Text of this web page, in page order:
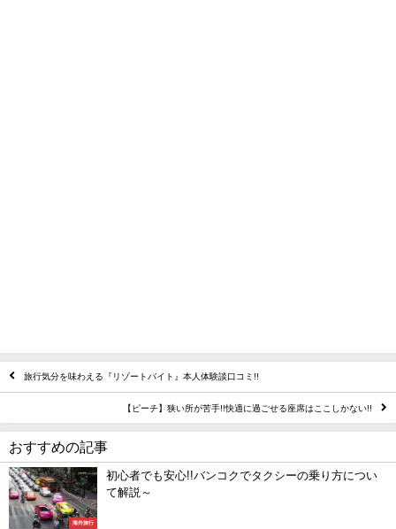
旅行気分を味わえる『リゾートバイト』本人体験談口コミ!!
【ピーチ】狭い所が苦手!!快適に過ごせる座席はここしかない!!
おすすめの記事
海外旅行
初心者でも安心!!バンコクでタクシーの乗り方につい
て解説～